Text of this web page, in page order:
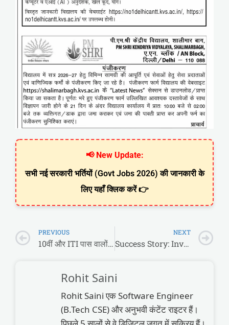
📢 New Update:
सभी नई सरकारी भर्तियों (Govt Jobs 2026) की जानकारी के
लिए यहाँ क्लिक करें 👉
PREVIOUS
10वीं और ITI पास वालों की मौज! ऑर्डिनेंस फैक्ट्री (YIL) में 3979 पदों पर बंपर भर्ती, बिना परीक्षा मिलेगी नौकरी
NEXT
Success Story: Investors के भी बाप निकले ये बच्चे! इतनी कम उम्र में खड़ा किया लाखों का Business
Rohit Saini
Rohit Saini एक Software Engineer
(B.Tech CSE) और अनुभवी कंटेंट राइटर हैं।